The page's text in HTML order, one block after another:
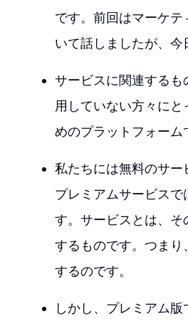
です。前回はマーケ
いて話しましたが、今
サービスに関連する
用していない方々に
めのプラットフォーム
私たちには無料のサー
プレミアムサービス
す。サービスとは、
するものです。つま
するのです。
しかし、プレミアム版